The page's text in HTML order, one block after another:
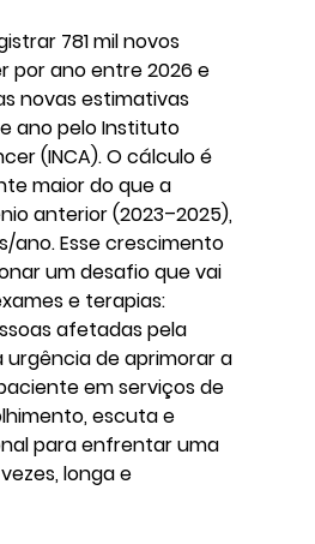
781 mil novos
por ano entre 2026 e
novas estimativas
ano pelo Instituto
(INCA). O cálculo é
maior do que a
anterior (2023–2025),
ano. Esse crescimento
um desafio que vai
e terapias:
afetadas pela
urgência de aprimorar a
em serviços de
escuta e
para enfrentar uma
longa e